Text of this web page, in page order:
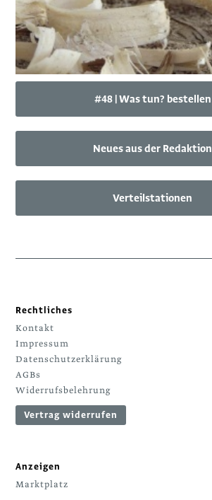
#48 | Was tun? bestellen
Neues aus der Redaktion
Verteilstationen
Rechtliches
Kontakt
Impressum
Datenschutzerklärung
AGBs
Widerrufsbelehrung
Vertrag widerrufen
Anzeigen
Marktplatz